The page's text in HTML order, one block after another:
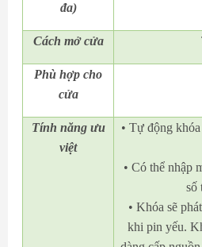
đa)
Cách mở cửa
Phù hợp cho
cửa
Tính năng ưu
việt
• Tự động
• Có thể nhập
số
• Khóa sẽ
khi pin yếu.